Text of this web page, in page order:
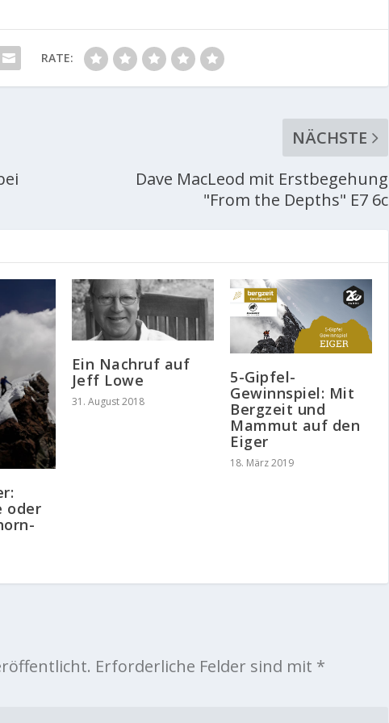
RATE:
NÄCHSTE
Dave MacLeod mit Erstbegehung
"From the Depths" E7 6c
oder
Ein Nachruf auf
Jeff Lowe
31. August 2018
5-Gipfel-
Gewinnspiel: Mit
Bergzeit und
Mammut auf den
Eiger
18. März 2019
Erforderliche Felder sind mit *